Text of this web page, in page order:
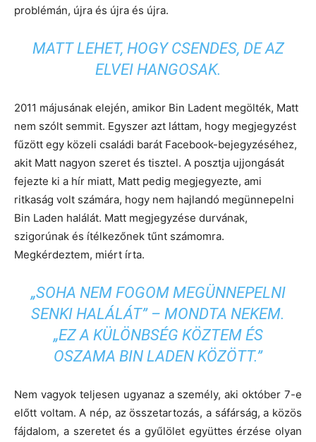
problémán, újra és újra és újra.
MATT LEHET, HOGY CSENDES, DE AZ
ELVEI HANGOSAK.
2011 májusának elején, amikor Bin Ladent megölték, Matt
nem szólt semmit. Egyszer azt láttam, hogy megjegyzést
fűzött egy közeli családi barát Facebook-bejegyzéséhez,
akit Matt nagyon szeret és tisztel. A posztja ujjongását
fejezte ki a hír miatt, Matt pedig megjegyezte, ami
ritkaság volt számára, hogy nem hajlandó megünnepelni
Bin Laden halálát. Matt megjegyzése durvának,
szigorúnak és ítélkezőnek tűnt számomra.
Megkérdeztem, miért írta.
„SOHA NEM FOGOM MEGÜNNEPELNI
SENKI HALÁLÁT” – MONDTA NEKEM.
„EZ A KÜLÖNBSÉG KÖZTEM ÉS
OSZAMA BIN LADEN KÖZÖTT.”
Nem vagyok teljesen ugyanaz a személy, aki október 7-e
előtt voltam. A nép, az összetartozás, a sáfárság, a közös
fájdalom, a szeretet és a gyűlölet együttes érzése olyan